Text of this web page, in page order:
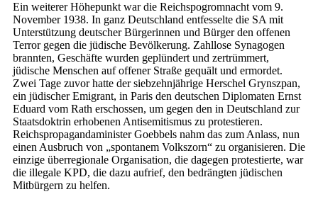
Ein weiterer Höhepunkt war die Reichspogromnacht vom 9.
November 1938. In ganz Deutschland entfesselte die SA mit
Unterstützung deutscher Bürgerinnen und Bürger den offenen
Terror gegen die jüdische Bevölkerung. Zahllose Synagogen
brannten, Geschäfte wurden geplündert und zertrümmert,
jüdische Menschen auf offener Straße gequält und ermordet.
Zwei Tage zuvor hatte der siebzehnjährige Herschel Grynszpan,
ein jüdischer Emigrant, in Paris den deutschen Diplomaten Ernst
Eduard vom Rath erschossen, um gegen den in Deutschland zur
Staatsdoktrin erhobenen Antisemitismus zu protestieren.
Reichspropagandaminister Goebbels nahm das zum Anlass, nun
einen Ausbruch von „spontanem Volkszorn“ zu organisieren. Die
einzige überregionale Organisation, die dagegen protestierte, war
die illegale KPD, die dazu aufrief, den bedrängten jüdischen
Mitbürgern zu helfen.